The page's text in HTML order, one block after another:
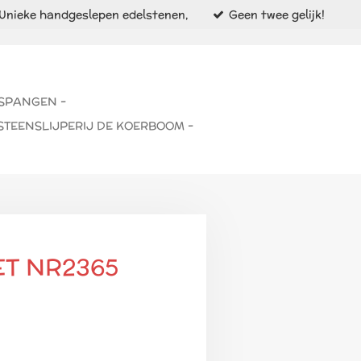
handgeslepen edelstenen, Geen twee gelijk!
-
DE KOERBOOM -
NR2365